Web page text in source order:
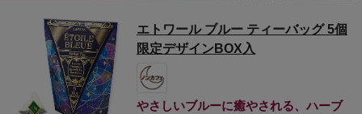
エトワール ブルー ティーバッグ 5個
限定デザインBOX入
やさしいブルーに癒やされる、ハーブ